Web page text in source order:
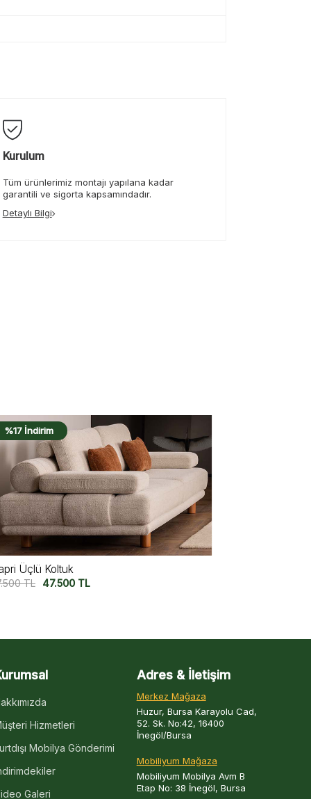
Kurulum
Tüm ürünlerimiz montajı yapılana kadar
garantili ve sigorta kapsamındadır.
Detaylı Bilgi
%17 İndirim
Üçlü Koltuk V2
TL 47.500 TL
Hizmetleri
Mobilya Gönderimi
Galeri
Adres & İletişim
Merkez Mağaza
Huzur, Bursa Karayolu Cad,
52. Sk. No:42, 16400
İnegöl/Bursa
Mobiliyum Mağaza
Mobiliyum Mobilya Avm B
Etap No: 38 İnegöl, Bursa